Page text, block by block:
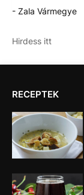
- Zala Vármegye
Hirdess itt
RECEPTEK